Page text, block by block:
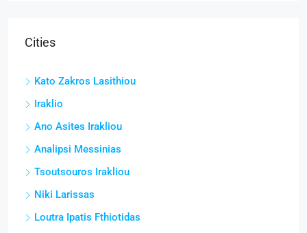
Cities
Kato Zakros Lasithiou
Iraklio
Ano Asites Irakliou
Analipsi Messinias
Tsoutsouros Irakliou
Niki Larissas
Loutra Ipatis Fthiotidas